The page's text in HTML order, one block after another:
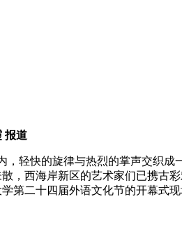
报道
快的旋律与热烈的掌声交织成
，西海岸新区的艺术家们已携古
第二十四届外语文化节的开幕式